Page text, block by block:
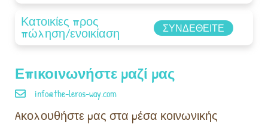
Επικοινωνήστε μαζί μας
info@the-leros-way.com
Aκολουθήστε μας στα μέσα κοινωνικής
Κατοικίες προς
πώληση/ενοικίαση ΣΥΝΔΕΘΕΊΤΕ